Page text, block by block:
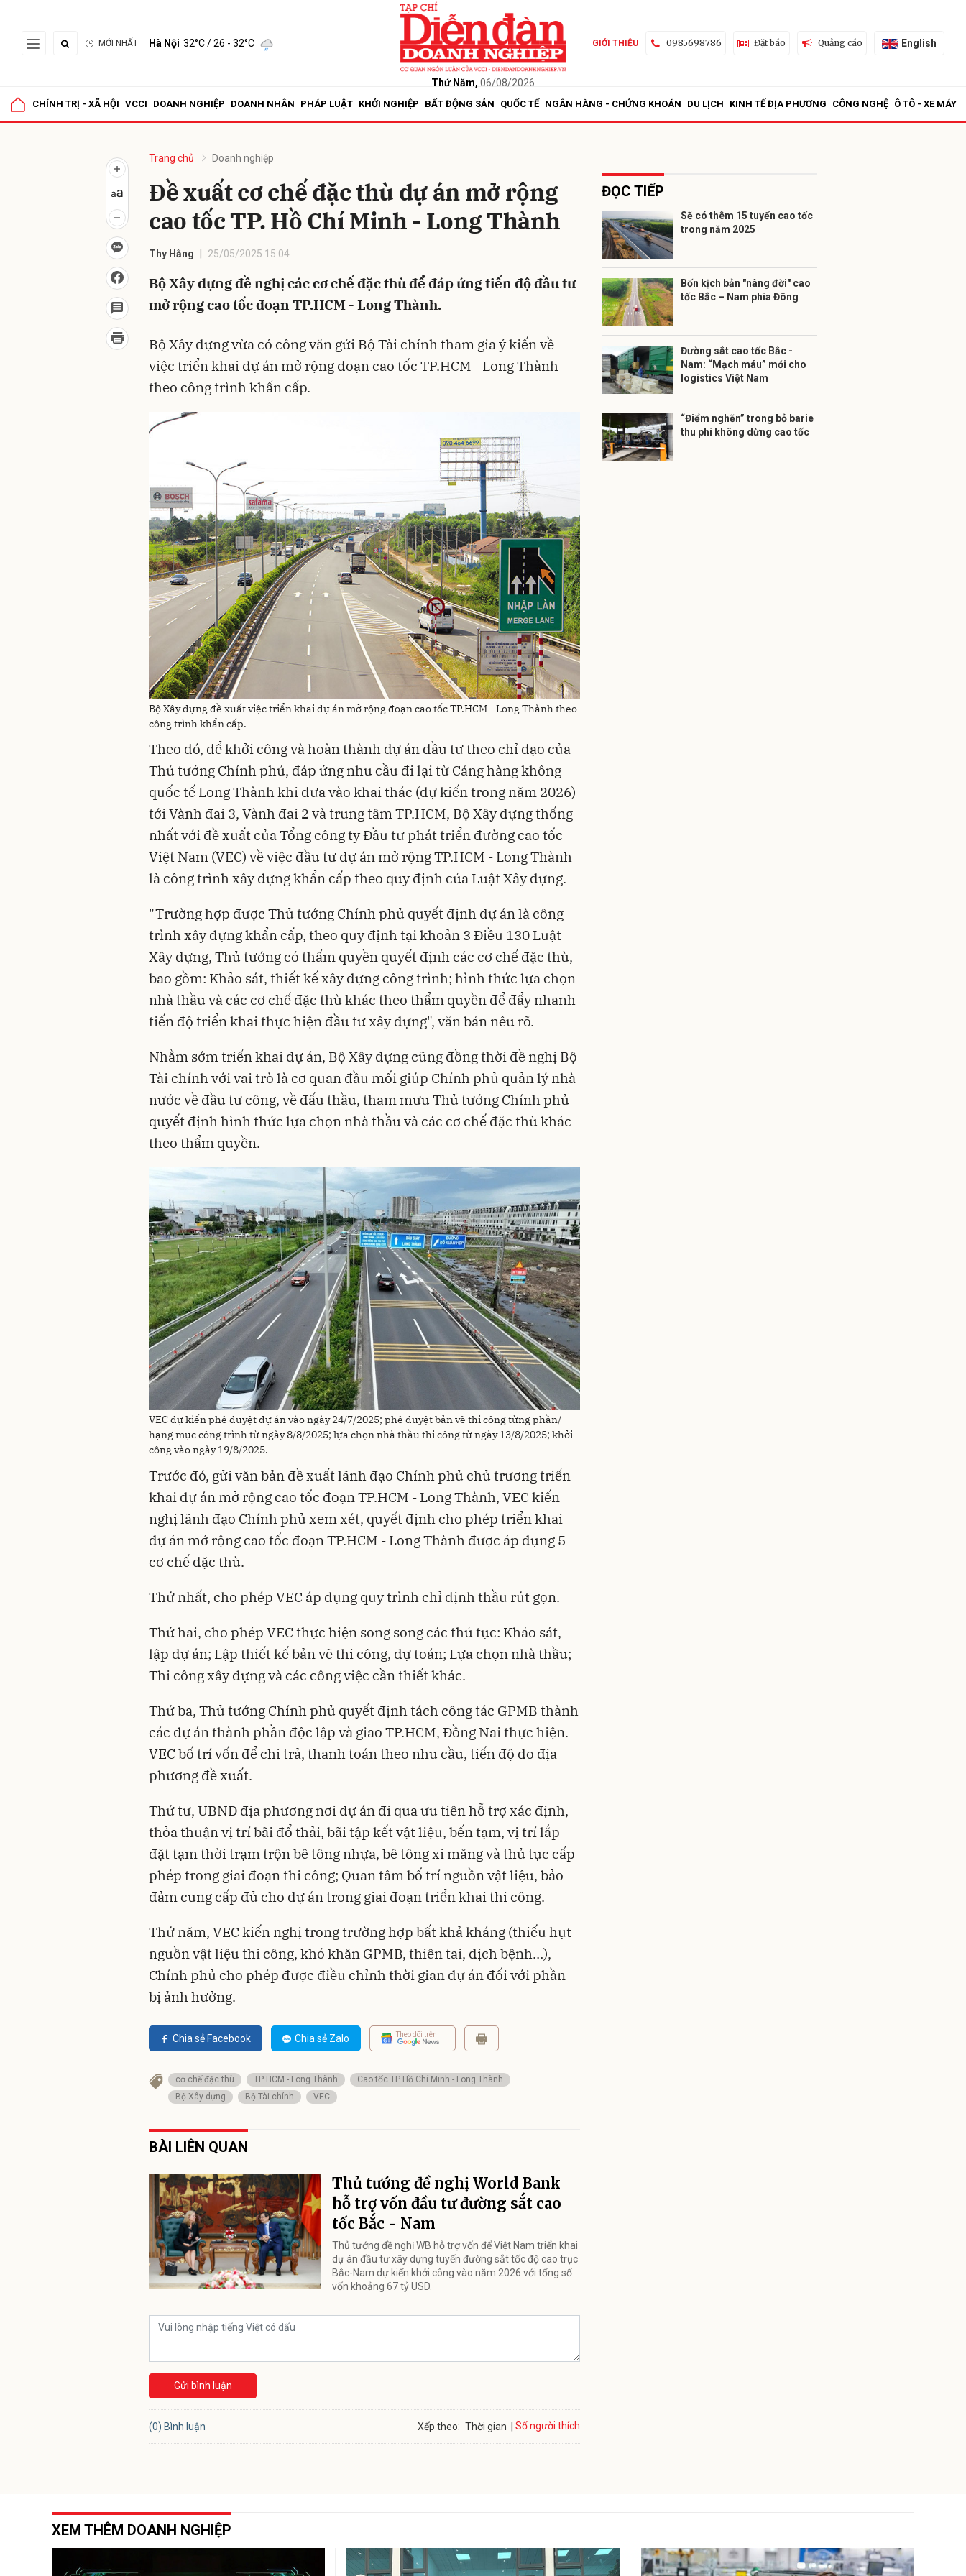
MỚI NHẤT Hà Nội 32°C/ 26 - 32°C
Thứ Năm, 06/08/2026
GIỚI THIỆU 0985698786 Đặt báo Quảng cáo English
CHÍNH TRỊ - XÃ HỘI VCCI DOANH NGHIỆP DOANH NHÂN PHÁP LUẬT KHỞI NGHIỆP BẤT ĐỘNG SẢN QUỐC TẾ NGÂN HÀNG - CHỨNG KHOÁN DU LỊCH KINH TẾ ĐỊA PHƯƠNG CÔNG NGHỆ Ô TÔ - XE MÁY
Trang chủ Doanh nghiệp
Đề xuất cơ chế đặc thù dự án mở rộng
cao tốc TP. Hồ Chí Minh - Long Thành
Thy Hằng 25/05/2025 15:04
Bộ Xây dựng đề nghị các cơ chế đặc thù để đáp ứng tiến độ đầu tư
mở rộng cao tốc đoạn TP.HCM - Long Thành.
Bộ Xây dựng vừa có công văn gửi Bộ Tài chính tham gia ý kiến về
việc triển khai dự án mở rộng đoạn cao tốc TP.HCM - Long Thành
theo công trình khẩn cấp.
Bộ Xây dựng đề xuất việc triển khai dự án mở rộng đoạn cao tốc TP.HCM - Long Thành theo
công trình khẩn cấp.
Theo đó, để khởi công và hoàn thành dự án đầu tư theo chỉ đạo của
Thủ tướng Chính phủ, đáp ứng nhu cầu đi lại từ Cảng hàng không
quốc tế Long Thành khi đưa vào khai thác (dự kiến trong năm 2026)
tới Vành đai 3, Vành đai 2 và trung tâm TP.HCM, Bộ Xây dựng thống
nhất với đề xuất của Tổng công ty Đầu tư phát triển đường cao tốc
Việt Nam (VEC) về việc đầu tư dự án mở rộng TP.HCM - Long Thành
là công trình xây dựng khẩn cấp theo quy định của Luật Xây dựng.
"Trường hợp được Thủ tướng Chính phủ quyết định dự án là công
trình xây dựng khẩn cấp, theo quy định tại khoản 3 Điều 130 Luật
Xây dựng, Thủ tướng có thẩm quyền quyết định các cơ chế đặc thù,
bao gồm: Khảo sát, thiết kế xây dựng công trình; hình thức lựa chọn
nhà thầu và các cơ chế đặc thù khác theo thẩm quyền để đẩy nhanh
tiến độ triển khai thực hiện đầu tư xây dựng", văn bản nêu rõ.
Nhằm sớm triển khai dự án, Bộ Xây dựng cũng đồng thời đề nghị Bộ
Tài chính với vai trò là cơ quan đầu mối giúp Chính phủ quản lý nhà
nước về đầu tư công, về đấu thầu, tham mưu Thủ tướng Chính phủ
quyết định hình thức lựa chọn nhà thầu và các cơ chế đặc thù khác
theo thẩm quyền.
VEC dự kiến phê duyệt dự án vào ngày 24/7/2025; phê duyệt bản vẽ thi công từng phần/
hạng mục công trình từ ngày 8/8/2025; lựa chọn nhà thầu thi công từ ngày 13/8/2025; khởi
công vào ngày 19/8/2025.
Trước đó, gửi văn bản đề xuất lãnh đạo Chính phủ chủ trương triển
khai dự án mở rộng cao tốc đoạn TP.HCM - Long Thành, VEC kiến
nghị lãnh đạo Chính phủ xem xét, quyết định cho phép triển khai
dự án mở rộng cao tốc đoạn TP.HCM - Long Thành được áp dụng 5
cơ chế đặc thù.
Thứ nhất, cho phép VEC áp dụng quy trình chỉ định thầu rút gọn.
Thứ hai, cho phép VEC thực hiện song song các thủ tục: Khảo sát,
lập dự án; Lập thiết kế bản vẽ thi công, dự toán; Lựa chọn nhà thầu;
Thi công xây dựng và các công việc cần thiết khác.
Thứ ba, Thủ tướng Chính phủ quyết định tách công tác GPMB thành
các dự án thành phần độc lập và giao TP.HCM, Đồng Nai thực hiện.
VEC bố trí vốn để chi trả, thanh toán theo nhu cầu, tiến độ do địa
phương đề xuất.
Thứ tư, UBND địa phương nơi dự án đi qua ưu tiên hỗ trợ xác định,
thỏa thuận vị trí bãi đổ thải, bãi tập kết vật liệu, bến tạm, vị trí lắp
đặt tạm thời trạm trộn bê tông nhựa, bê tông xi măng và thủ tục cấp
phép trong giai đoạn thi công; Quan tâm bố trí nguồn vật liệu, bảo
đảm cung cấp đủ cho dự án trong giai đoạn triển khai thi công.
Thứ năm, VEC kiến nghị trong trường hợp bất khả kháng (thiếu hụt
nguồn vật liệu thi công, khó khăn GPMB, thiên tai, dịch bệnh…),
Chính phủ cho phép được điều chỉnh thời gian dự án đối với phần
bị ảnh hưởng.
Chia sẻ Facebook Chia sẻ Zalo Theo dõi trên
cơ chế đặc thù TP HCM - Long Thành
Cao tốc TP Hồ Chí Minh - Long Thành
Bộ Xây dựng
Bộ Tài chính VEC
BÀI LIÊN QUAN
Thủ tướng đề nghị World Bank
hỗ trợ vốn đầu tư đường sắt cao
tốc Bắc - Nam
Thủ tướng đề nghị WB hỗ trợ vốn để Việt Nam triển khai
dự án đầu tư xây dựng tuyến đường sắt tốc độ cao trục
Bắc-Nam dự kiến khởi công vào năm 2026 với tổng số
vốn khoảng 67 tỷ USD.
Gửi bình luận
(0) Bình luận Xếp theo: Thời gian Số người thích
ĐỌC TIẾP
Sẽ có thêm 15 tuyến cao tốc
trong năm 2025
Bốn kịch bản "nâng đời" cao
tốc Bắc – Nam phía Đông
Đường sắt cao tốc Bắc -
Nam: “Mạch máu” mới cho
logistics Việt Nam
“Điểm nghẽn” trong bỏ barie
thu phí không dừng cao tốc
XEM THÊM DOANH NGHIỆP
Gửi